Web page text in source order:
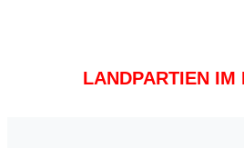
LANDPARTIEN IM